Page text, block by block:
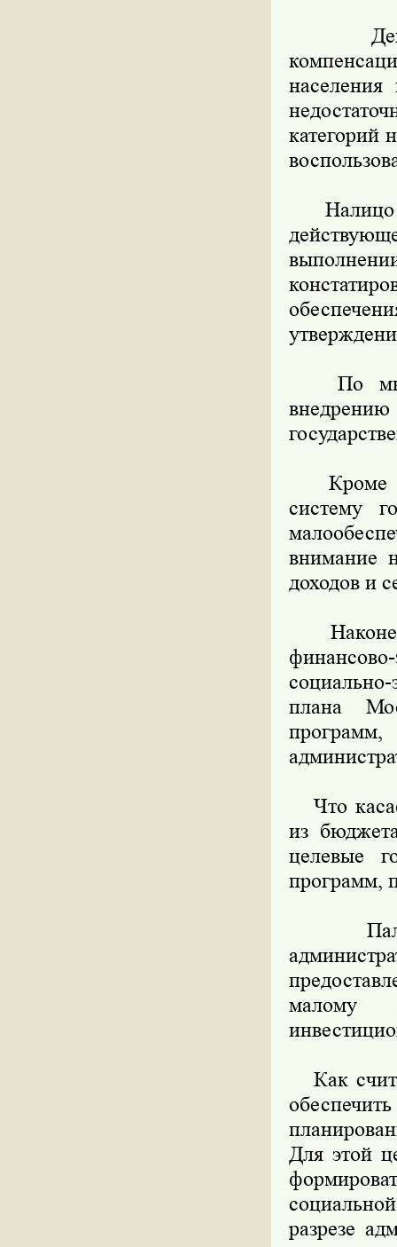
категорий
Налицо
По
внедрению
Кроме
систему
внимание
доходов и
плана
программ,
Что
из
целевые
программ,
Палата
малому
Как
Для этой
разрезе